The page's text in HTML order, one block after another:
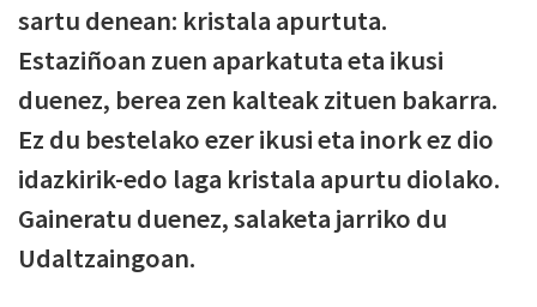
sartu denean: kristala apurtuta.
Estaziñoan zuen aparkatuta eta ikusi
duenez, berea zen kalteak zituen bakarra.
Ez du bestelako ezer ikusi eta inork ez dio
idazkirik-edo laga kristala apurtu diolako.
Gaineratu duenez, salaketa jarriko du
Udaltzaingoan.